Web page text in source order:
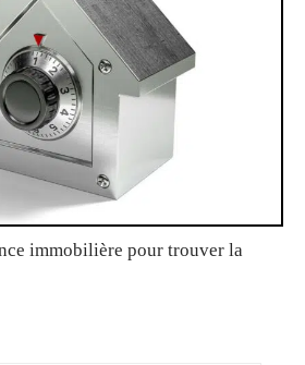
immobilière pour trouver la